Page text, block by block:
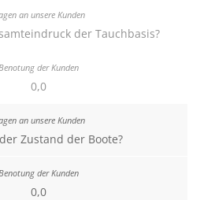
der Tauchbasis?
0,0
Zustand der Boote?
0,0